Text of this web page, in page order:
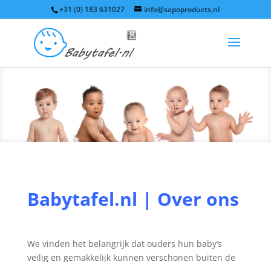
+31 (0) 183 631027 info@sapoproducts.nl
Babytafel.nl | Over ons
We vinden het belangrijk dat ouders hun baby’s
veilig en gemakkelijk kunnen verschonen buiten de